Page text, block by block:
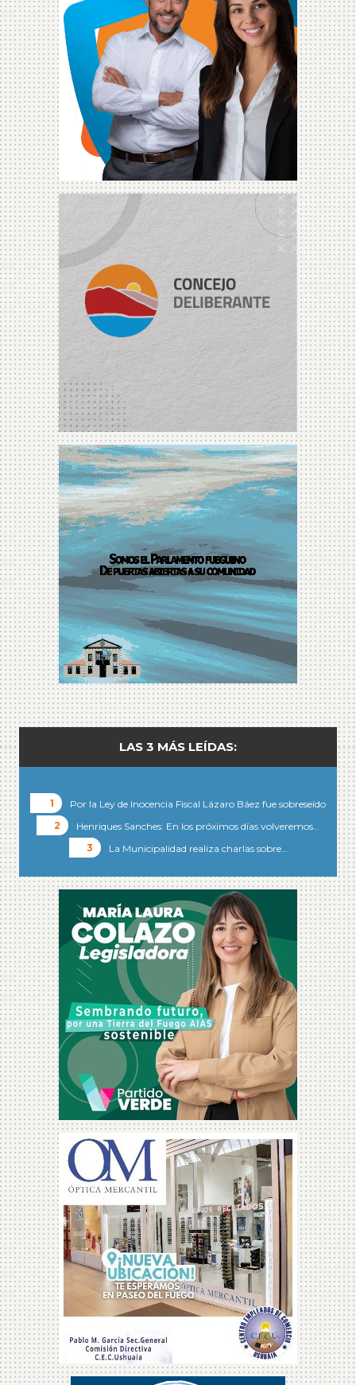
LAS 3 MÁS LEÍDAS:
Por la Ley de Inocencia Fiscal Lázaro Báez fue sobreseído
Henriques Sanches: En los próximos días volveremos…
La Municipalidad realiza charlas sobre…